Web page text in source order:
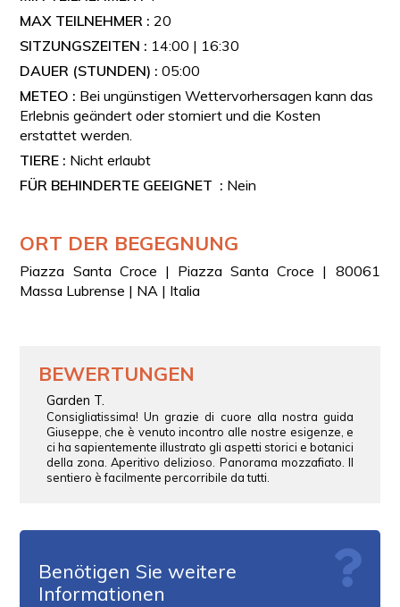
MAX TEILNEHMER :20
SITZUNGSZEITEN : 14:00 | 16:30
DAUER (STUNDEN) :05:00
METEO : Bei ungünstigen Wettervorhersagen kann das
Erlebnis geändert oder storniert und die Kosten
erstattet werden.
TIERE : Nicht erlaubt
FÜR BEHINDERTE GEEIGNET : Nein
ORT DER BEGEGNUNG
Piazza Santa Croce | Piazza Santa Croce | 80061
Massa Lubrense | NA | Italia
BEWERTUNGEN
Garden T.
Consigliatissima! Un grazie di cuore alla nostra guida
Giuseppe, che è venuto incontro alle nostre esigenze, e
ci ha sapientemente illustrato gli aspetti storici e botanici
della zona. Aperitivo delizioso. Panorama mozzafiato. Il
sentiero è facilmente percorribile da tutti.
Benötigen Sie weitere
Informationen